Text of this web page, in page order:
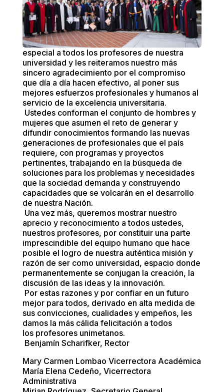
especial a todos los profesores de nuestra
universidad y les reiteramos nuestro más
sincero agradecimiento por el compromiso
que día a día hacen efectivo, al poner sus
mejores esfuerzos profesionales y humanos al
servicio de la excelencia universitaria.
Ustedes conforman el conjunto de hombres y
mujeres que asumen el reto de generar y
difundir conocimientos formando las nuevas
generaciones de profesionales que el país
requiere, con programas y proyectos
pertinentes, trabajando en la búsqueda de
soluciones para los problemas y necesidades
que la sociedad demanda y construyendo
capacidades que se volcarán en el desarrollo
de nuestra Nación.
Una vez más, queremos mostrar nuestro
aprecio y reconocimiento a todos ustedes,
nuestros profesores, por constituir una parte
imprescindible del equipo humano que hace
posible el logro de nuestra auténtica misión y
razón de ser como universidad, espacio donde
permanentemente se conjugan la creación, la
discusión de las ideas y la innovación.
Por estas razones y por confiar en un futuro
mejor para todos, derivado en alta medida de
sus convicciones, cualidades y empeños, les
damos la más cálida felicitación a todos
los profesores unimetanos.
Benjamín Scharifker, Rector
Mary Carmen Lombao Vicerrectora Académica
María Elena Cedeño, Vicerrectora
Administrativa